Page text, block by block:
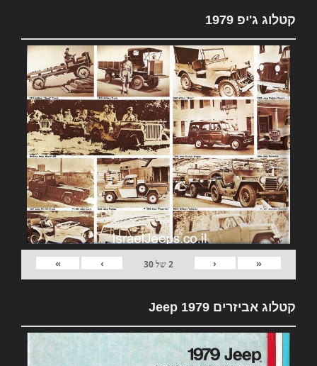
קטלוג ג'יפ 1979
«
‹
2של30
›
»
קטלוג אביזרים 1979 Jeep